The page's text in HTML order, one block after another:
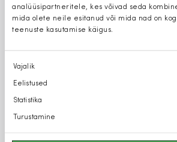
analüüsipartneritele, kes võivad seda
mida olete neile esitanud või mida nad on
teenuste kasutamise käigus.
Nõusoleku
valik
Vajalik
Eelistused
Statistika
Turustamine